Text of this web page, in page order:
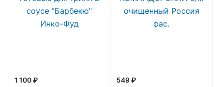
1 100 ₽
549 ₽